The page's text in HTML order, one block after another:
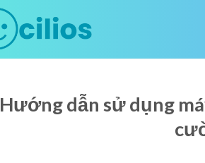
Hướng dẫn sử dụng